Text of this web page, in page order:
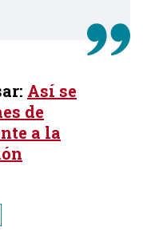
Así se
de
a la